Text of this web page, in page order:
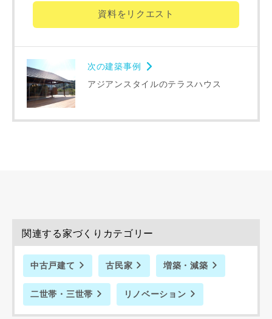
資料をリクエスト
次の建築事例
アジアンスタイルのテラスハウス
関連する家づくりカテゴリー
中古戸建て 古民家 増築・減築
二世帯・三世帯 リノベーション
損害について、債務不履行責任、不法行為責任、その他の法
律上の請求原因の如何を問わず賠償の責任を負わないものと
当社は、お客様が本サービスを利用することにより第三者と
の間で生じた紛争等について一切責任を負わないものとしま
す。